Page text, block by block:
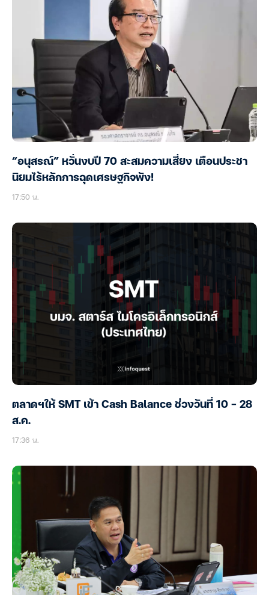
“อนุสรณ์” หวั่นงบปี 70 สะสมความเสี่ยง เตือนประชา
นิยมไร้หลักการฉุดเศรษฐกิจพัง!
17:50 น.
ตลาดฯให้ SMT เข้า Cash Balance ช่วงวันที่ 10 – 28
ส.ค.
17:36 น.